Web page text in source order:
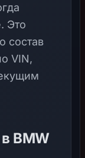
Это
состав
VIN,
BMW